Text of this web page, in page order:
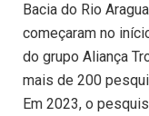
Bacia do Rio
começaram no
do grupo Aliança
mais de 200
Em 2023, o